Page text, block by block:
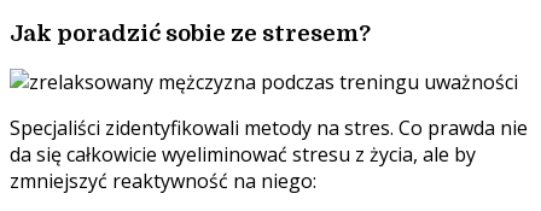
Jak poradzić sobie ze stresem?
Specjaliści zidentyfikowali metody na stres. Co prawda nie
da się całkowicie wyeliminować stresu z życia, ale by
zmniejszyć reaktywność na niego: